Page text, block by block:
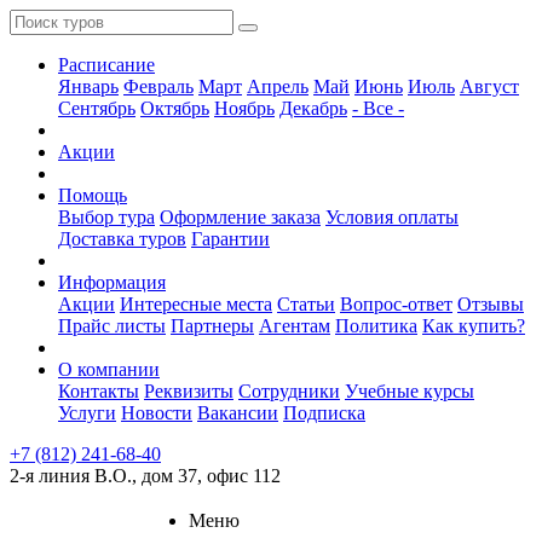
Расписание
Январь Февраль Март Апрель Май Июнь Июль Август
Сентябрь Октябрь Ноябрь Декабрь - Все -
Акции
Помощь
Выбор тура Оформление заказа Условия оплаты
Доставка туров Гарантии
Информация
Акции Интересные места Статьи Вопрос-ответ Отзывы
Прайс листы Партнеры Агентам Политика Как купить?
О компании
Контакты Реквизиты Сотрудники Учебные курсы
Услуги Новости Вакансии Подписка
+7 (812) 241-68-40
2-я линия В.О., дом 37, офис 112
Меню